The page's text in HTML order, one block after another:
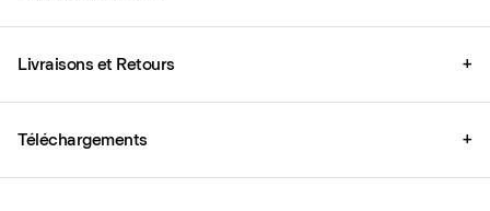
Livraisons et Retours +
Téléchargements +